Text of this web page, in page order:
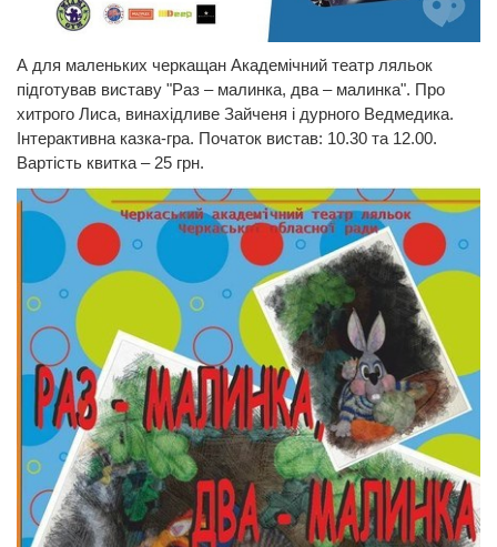
А для маленьких черкащан Академічний театр ляльок
підготував виставу "Раз – малинка, два – малинка". Про
хитрого Лиса, винахідливе Зайченя і дурного Ведмедика.
Інтерактивна казка-гра. Початок вистав: 10.30 та 12.00.
Вартість квитка – 25 грн.